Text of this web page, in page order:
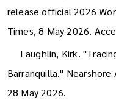
Abdul Hadi, Eddino.
release official 2026
Laughlin, Kirk.
Barranquilla." Nearshore